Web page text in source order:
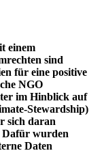
einem
sind
für eine positive
NGO
im Hinblick auf
Stewardship)
sich daran
Dafür wurden
Daten